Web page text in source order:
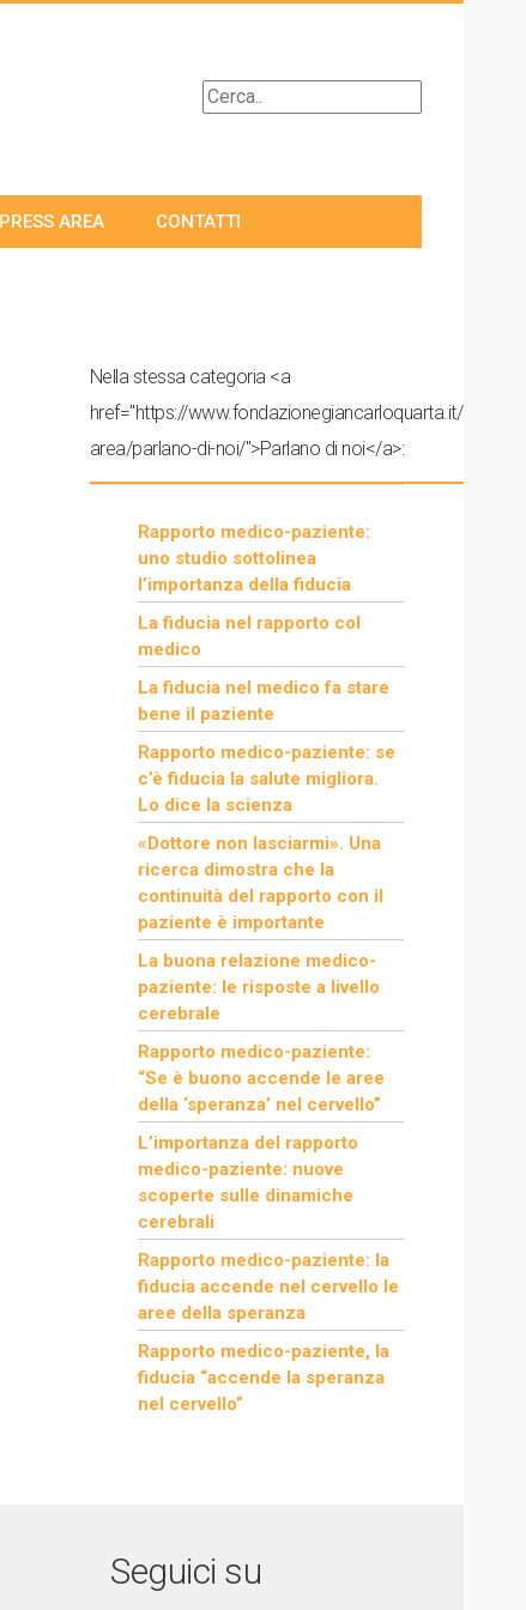
PRESS AREA CONTATTI
Nella stessa categoria <a
href="https://www.fondazionegiancarloquarta.it/press-
area/parlano-di-noi/">Parlano di noi</a>:
Rapporto medico-paziente:
uno studio sottolinea
l’importanza della fiducia
La fiducia nel rapporto col
medico
La fiducia nel medico fa stare
bene il paziente
Rapporto medico-paziente: se
c’è fiducia la salute migliora.
Lo dice la scienza
«Dottore non lasciarmi». Una
ricerca dimostra che la
continuità del rapporto con il
paziente è importante
La buona relazione medico-
paziente: le risposte a livello
cerebrale
Rapporto medico-paziente:
“Se è buono accende le aree
della ‘speranza’ nel cervello”
L’importanza del rapporto
medico-paziente: nuove
scoperte sulle dinamiche
cerebrali
Rapporto medico-paziente: la
fiducia accende nel cervello le
aree della speranza
Rapporto medico-paziente, la
fiducia “accende la speranza
nel cervello”
Seguici su